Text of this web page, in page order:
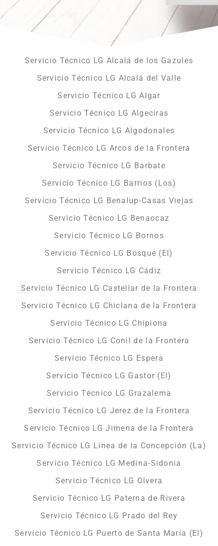
Servicio Técnico LG Alcalá de los Gazules
Servicio Técnico LG Alcalá del Valle
Servicio Técnico LG Algar
Servicio Técnico LG Algeciras
Servicio Técnico LG Algodonales
Servicio Técnico LG Arcos de la Frontera
Servicio Técnico LG Barbate
Servicio Técnico LG Barrios (Los)
Servicio Técnico LG Benalup-Casas Viejas
Servicio Técnico LG Benaocaz
Servicio Técnico LG Bornos
Servicio Técnico LG Bosque (El)
Servicio Técnico LG Cádiz
Servicio Técnico LG Castellar de la Frontera
Servicio Técnico LG Chiclana de la Frontera
Servicio Técnico LG Chipiona
Servicio Técnico LG Conil de la Frontera
Servicio Técnico LG Espera
Servicio Técnico LG Gastor (El)
Servicio Técnico LG Grazalema
Servicio Técnico LG Jerez de la Frontera
Servicio Técnico LG Jimena de la Frontera
Servicio Técnico LG Línea de la Concepción (La)
Servicio Técnico LG Medina-Sidonia
Servicio Técnico LG Olvera
Servicio Técnico LG Paterna de Rivera
Servicio Técnico LG Prado del Rey
Servicio Técnico LG Puerto de Santa María (El)